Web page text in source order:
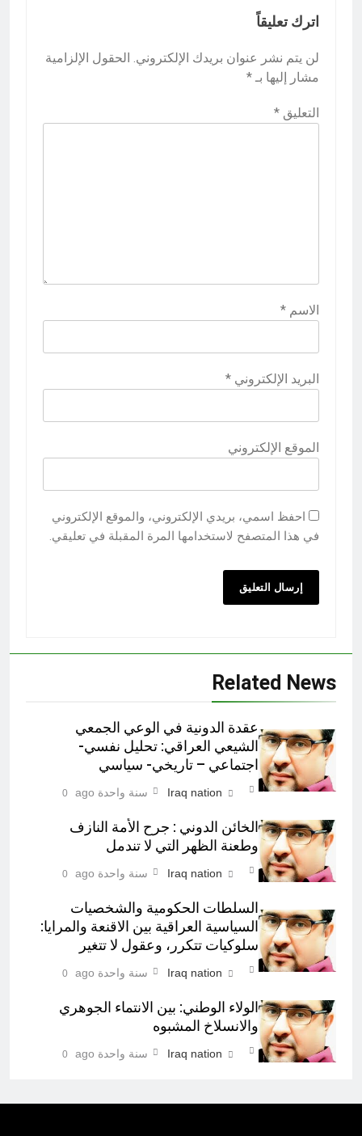
اترك تعليقاً
لن يتم نشر عنوان بريدك الإلكتروني. الحقول الإلزامية
مشار إليها بـ *
التعليق *
الاسم *
البريد الإلكتروني *
الموقع الإلكتروني
احفظ اسمي، بريدي الإلكتروني، والموقع الإلكتروني
في هذا المتصفح لاستخدامها المرة المقبلة في تعليقي.
Related News
عقدة الدونية في الوعي الجمعي
الشيعي العراقي: تحليل نفسي-
اجتماعي – تاريخي- سياسي
Iraq nation سنة واحدة ago 0
الخائن الدوني : جرح الأمة النازف
وطعنة الظهر التي لا تندمل
Iraq nation سنة واحدة ago 0
السلطات الحكومية والشخصيات
السياسية العراقية بين الاقنعة والمرايا:
سلوكيات تتكرر، وعقول لا تتغير
Iraq nation سنة واحدة ago 0
الولاء الوطني: بين الانتماء الجوهري
والانسلاخ المشبوه
Iraq nation سنة واحدة ago 0